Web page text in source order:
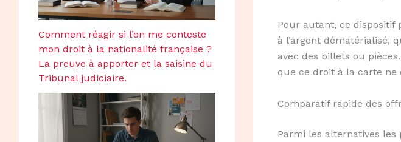
Comment réagir si l’on me conteste
mon droit à la nationalité française ?
La preuve à apporter et la saisine du
Tribunal judiciaire.
Pour autant, ce dispositif
à l’argent dématérialisé,
avec des billets ou
que ce droit à la carte ne
Comparatif rapide des
Parmi les alternatives les